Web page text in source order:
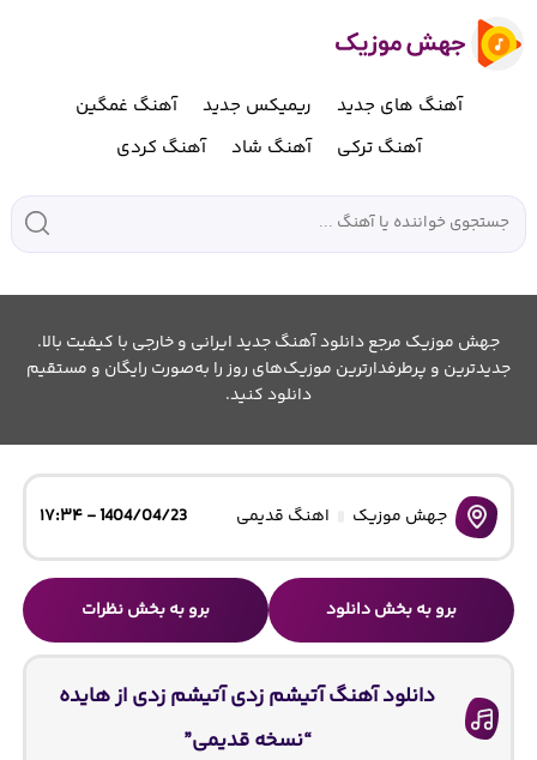
آهنگ های جدید ریمیکس جدید
آهنگ غمگین
آهنگ ترکی
آهنگ شاد آهنگ کردی
جهش موزیک مرجع دانلود آهنگ جدید ایرانی و خارجی با کیفیت بالا.
جدیدترین و پرطرفدارترین موزیک‌های روز را به‌صورت رایگان و مستقیم
دانلود کنید.
جهش موزیک اهنگ قدیمی 1404/04/23 - ۱۷:۳۴
برو به بخش دانلود برو به بخش نظرات
دانلود آهنگ آتیشم زدی آتیشم زدی از هایده
“نسخه قدیمی”